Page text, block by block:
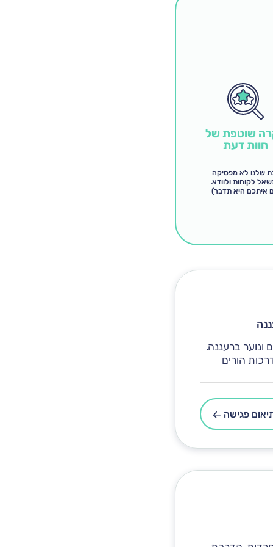
שוטפת של
חוות דעת
שלנו לא מפסיקה
לקוחות ולוודא.
איתכם היא תדבר)
ונוער ברעננה.
הורים
פגישה